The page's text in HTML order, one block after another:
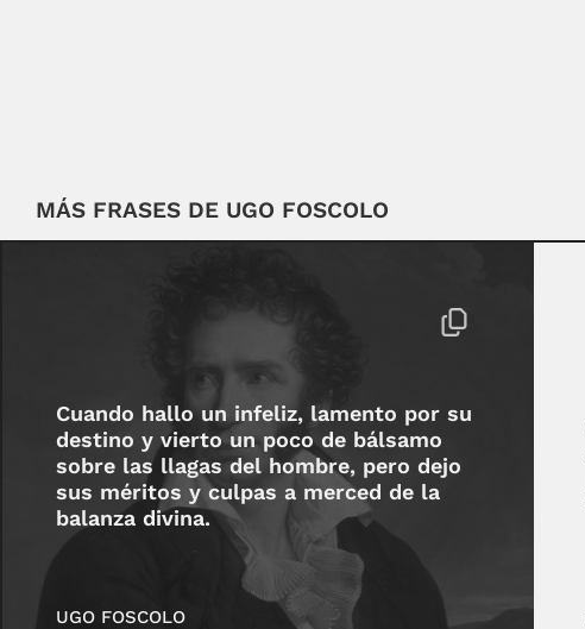
MÁS FRASES DE UGO FOSCOLO
Cuando hallo un infeliz, lamento por su
destino y vierto un poco de bálsamo
sobre las llagas del hombre, pero dejo
sus méritos y culpas a merced de la
balanza divina.
UGO FOSCOLO